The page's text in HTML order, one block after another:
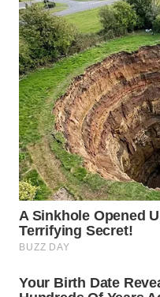
UTARA
WN
SAMOSIR
WN
PADANG
LAWAS
WN
SUMEDANG
WN